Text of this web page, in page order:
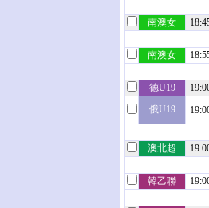
南澳女
南澳女
德U19
俄U19
澳北超
韓乙聯